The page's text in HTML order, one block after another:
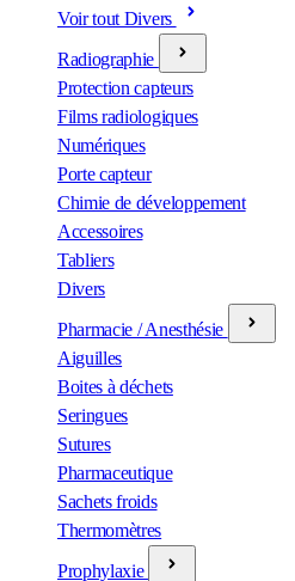
Voir tout Divers
Radiographie
Protection capteurs
Films radiologiques
Numériques
Porte capteur
Chimie de développement
Accessoires
Tabliers
Divers
Pharmacie / Anesthésie
Aiguilles
Boites à déchets
Seringues
Sutures
Pharmaceutique
Sachets froids
Thermomètres
Prophylaxie